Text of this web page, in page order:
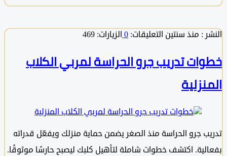
: منذ سنتينالتعليقات:0الزيارات: 469
تدريب جرو الحراسة لمربي الكلاب
جرو الحراسة منذ الصغر يضمن حماية منزلك ويفعّل قدراته
اكتشف خطوات شاملة لتأهيل كلبك ليصبح حارسًا موثوقًا.